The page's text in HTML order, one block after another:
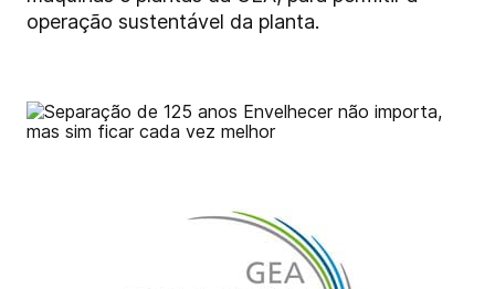
operação sustentável da planta.